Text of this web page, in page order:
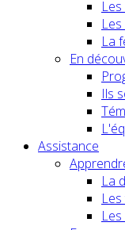
La
En
Ils
Assistance
La